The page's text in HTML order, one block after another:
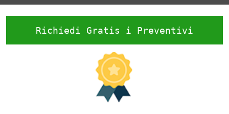
Richiedi Gratis i Preventivi